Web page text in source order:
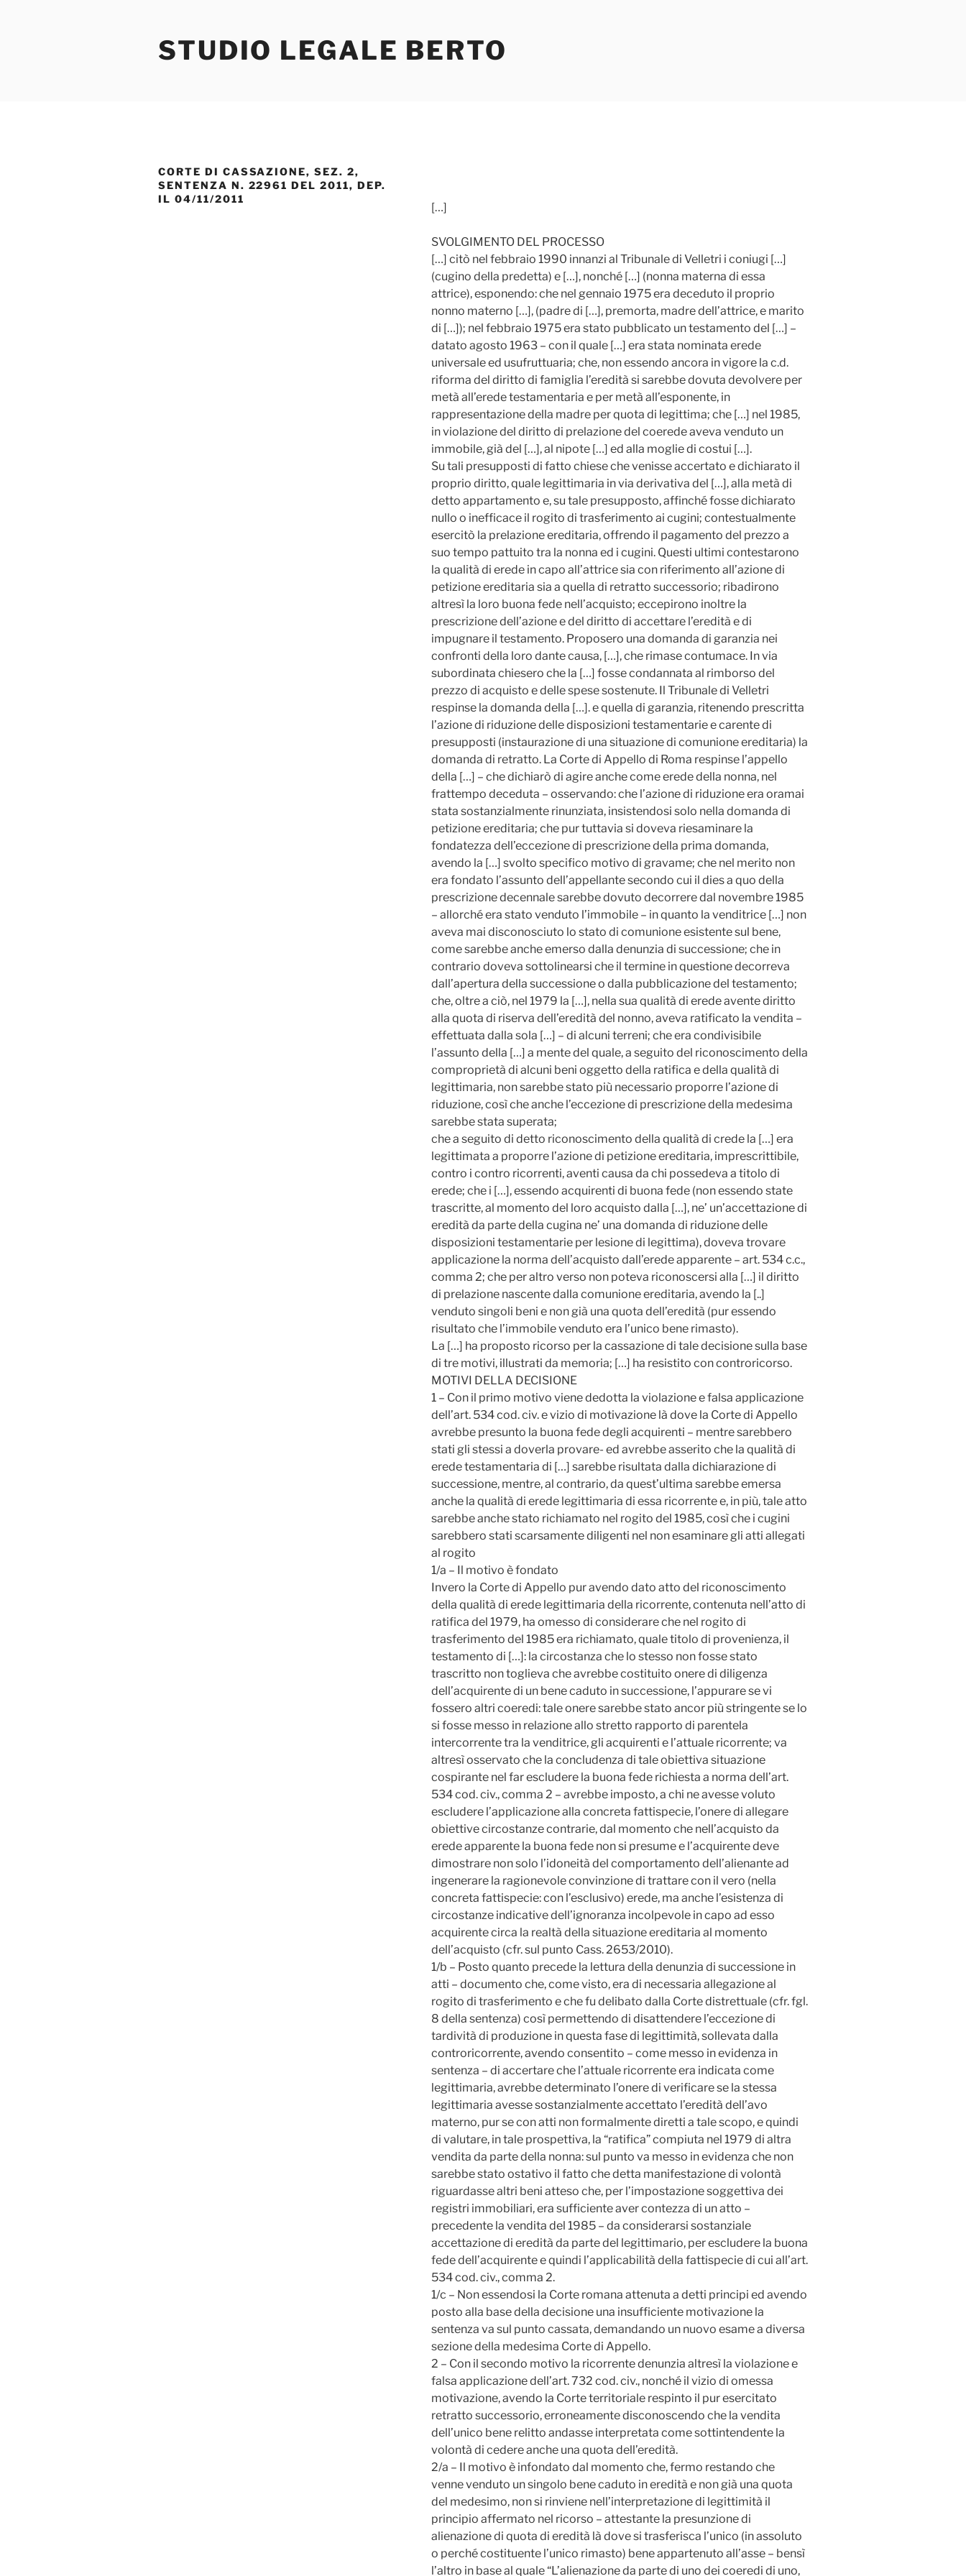
STUDIO LEGALE BERTO
CORTE DI CASSAZIONE, SEZ. 2,
SENTENZA N. 22961 DEL 2011, DEP.
IL 04/11/2011
[…]
SVOLGIMENTO DEL PROCESSO
[…] citò nel febbraio 1990 innanzi al Tribunale di Velletri i coniugi […]
(cugino della predetta) e […], nonché […] (nonna materna di essa
attrice), esponendo: che nel gennaio 1975 era deceduto il proprio
nonno materno […], (padre di […], premorta, madre dell’attrice, e marito
di […]); nel febbraio 1975 era stato pubblicato un testamento del […] –
datato agosto 1963 – con il quale […] era stata nominata erede
universale ed usufruttuaria; che, non essendo ancora in vigore la c.d.
riforma del diritto di famiglia l’eredità si sarebbe dovuta devolvere per
metà all’erede testamentaria e per metà all’esponente, in
rappresentazione della madre per quota di legittima; che […] nel 1985,
in violazione del diritto di prelazione del coerede aveva venduto un
immobile, già del […], al nipote […] ed alla moglie di costui […].
Su tali presupposti di fatto chiese che venisse accertato e dichiarato il
proprio diritto, quale legittimaria in via derivativa del […], alla metà di
detto appartamento e, su tale presupposto, affinché fosse dichiarato
nullo o inefficace il rogito di trasferimento ai cugini; contestualmente
esercitò la prelazione ereditaria, offrendo il pagamento del prezzo a
suo tempo pattuito tra la nonna ed i cugini. Questi ultimi contestarono
la qualità di erede in capo all’attrice sia con riferimento all’azione di
petizione ereditaria sia a quella di retratto successorio; ribadirono
altresì la loro buona fede nell’acquisto; eccepirono inoltre la
prescrizione dell’azione e del diritto di accettare l’eredità e di
impugnare il testamento. Proposero una domanda di garanzia nei
confronti della loro dante causa, […], che rimase contumace. In via
subordinata chiesero che la […] fosse condannata al rimborso del
prezzo di acquisto e delle spese sostenute. Il Tribunale di Velletri
respinse la domanda della […]. e quella di garanzia, ritenendo prescritta
l’azione di riduzione delle disposizioni testamentarie e carente di
presupposti (instaurazione di una situazione di comunione ereditaria) la
domanda di retratto. La Corte di Appello di Roma respinse l’appello
della […] – che dichiarò di agire anche come erede della nonna, nel
frattempo deceduta – osservando: che l’azione di riduzione era oramai
stata sostanzialmente rinunziata, insistendosi solo nella domanda di
petizione ereditaria; che pur tuttavia si doveva riesaminare la
fondatezza dell’eccezione di prescrizione della prima domanda,
avendo la […] svolto specifico motivo di gravame; che nel merito non
era fondato l’assunto dell’appellante secondo cui il dies a quo della
prescrizione decennale sarebbe dovuto decorrere dal novembre 1985
– allorché era stato venduto l’immobile – in quanto la venditrice […] non
aveva mai disconosciuto lo stato di comunione esistente sul bene,
come sarebbe anche emerso dalla denunzia di successione; che in
contrario doveva sottolinearsi che il termine in questione decorreva
dall’apertura della successione o dalla pubblicazione del testamento;
che, oltre a ciò, nel 1979 la […], nella sua qualità di erede avente diritto
alla quota di riserva dell’eredità del nonno, aveva ratificato la vendita –
effettuata dalla sola […] – di alcuni terreni; che era condivisibile
l’assunto della […] a mente del quale, a seguito del riconoscimento della
comproprietà di alcuni beni oggetto della ratifica e della qualità di
legittimaria, non sarebbe stato più necessario proporre l’azione di
riduzione, così che anche l’eccezione di prescrizione della medesima
sarebbe stata superata;
che a seguito di detto riconoscimento della qualità di crede la […] era
legittimata a proporre l’azione di petizione ereditaria, imprescrittibile,
contro i contro ricorrenti, aventi causa da chi possedeva a titolo di
erede; che i […], essendo acquirenti di buona fede (non essendo state
trascritte, al momento del loro acquisto dalla […], ne’ un’accettazione di
eredità da parte della cugina ne’ una domanda di riduzione delle
disposizioni testamentarie per lesione di legittima), doveva trovare
applicazione la norma dell’acquisto dall’erede apparente – art. 534 c.c.,
comma 2; che per altro verso non poteva riconoscersi alla […] il diritto
di prelazione nascente dalla comunione ereditaria, avendo la [..]
venduto singoli beni e non già una quota dell’eredità (pur essendo
risultato che l’immobile venduto era l’unico bene rimasto).
La […] ha proposto ricorso per la cassazione di tale decisione sulla base
di tre motivi, illustrati da memoria; […] ha resistito con controricorso.
MOTIVI DELLA DECISIONE
1 – Con il primo motivo viene dedotta la violazione e falsa applicazione
dell’art. 534 cod. civ. e vizio di motivazione là dove la Corte di Appello
avrebbe presunto la buona fede degli acquirenti – mentre sarebbero
stati gli stessi a doverla provare- ed avrebbe asserito che la qualità di
erede testamentaria di […] sarebbe risultata dalla dichiarazione di
successione, mentre, al contrario, da quest’ultima sarebbe emersa
anche la qualità di erede legittimaria di essa ricorrente e, in più, tale atto
sarebbe anche stato richiamato nel rogito del 1985, così che i cugini
sarebbero stati scarsamente diligenti nel non esaminare gli atti allegati
al rogito
1/a – Il motivo è fondato
Invero la Corte di Appello pur avendo dato atto del riconoscimento
della qualità di erede legittimaria della ricorrente, contenuta nell’atto di
ratifica del 1979, ha omesso di considerare che nel rogito di
trasferimento del 1985 era richiamato, quale titolo di provenienza, il
testamento di […]: la circostanza che lo stesso non fosse stato
trascritto non toglieva che avrebbe costituito onere di diligenza
dell’acquirente di un bene caduto in successione, l’appurare se vi
fossero altri coeredi: tale onere sarebbe stato ancor più stringente se lo
si fosse messo in relazione allo stretto rapporto di parentela
intercorrente tra la venditrice, gli acquirenti e l’attuale ricorrente; va
altresì osservato che la concludenza di tale obiettiva situazione
cospirante nel far escludere la buona fede richiesta a norma dell’art.
534 cod. civ., comma 2 – avrebbe imposto, a chi ne avesse voluto
escludere l’applicazione alla concreta fattispecie, l’onere di allegare
obiettive circostanze contrarie, dal momento che nell’acquisto da
erede apparente la buona fede non si presume e l’acquirente deve
dimostrare non solo l’idoneità del comportamento dell’alienante ad
ingenerare la ragionevole convinzione di trattare con il vero (nella
concreta fattispecie: con l’esclusivo) erede, ma anche l’esistenza di
circostanze indicative dell’ignoranza incolpevole in capo ad esso
acquirente circa la realtà della situazione ereditaria al momento
dell’acquisto (cfr. sul punto Cass. 2653/2010).
1/b – Posto quanto precede la lettura della denunzia di successione in
atti – documento che, come visto, era di necessaria allegazione al
rogito di trasferimento e che fu delibato dalla Corte distrettuale (cfr. fgl.
8 della sentenza) così permettendo di disattendere l’eccezione di
tardività di produzione in questa fase di legittimità, sollevata dalla
controricorrente, avendo consentito – come messo in evidenza in
sentenza – di accertare che l’attuale ricorrente era indicata come
legittimaria, avrebbe determinato l’onere di verificare se la stessa
legittimaria avesse sostanzialmente accettato l’eredità dell’avo
materno, pur se con atti non formalmente diretti a tale scopo, e quindi
di valutare, in tale prospettiva, la “ratifica” compiuta nel 1979 di altra
vendita da parte della nonna: sul punto va messo in evidenza che non
sarebbe stato ostativo il fatto che detta manifestazione di volontà
riguardasse altri beni atteso che, per l’impostazione soggettiva dei
registri immobiliari, era sufficiente aver contezza di un atto –
precedente la vendita del 1985 – da considerarsi sostanziale
accettazione di eredità da parte del legittimario, per escludere la buona
fede dell’acquirente e quindi l’applicabilità della fattispecie di cui all’art.
534 cod. civ., comma 2.
1/c – Non essendosi la Corte romana attenuta a detti principi ed avendo
posto alla base della decisione una insufficiente motivazione la
sentenza va sul punto cassata, demandando un nuovo esame a diversa
sezione della medesima Corte di Appello.
2 – Con il secondo motivo la ricorrente denunzia altresì la violazione e
falsa applicazione dell’art. 732 cod. civ., nonché il vizio di omessa
motivazione, avendo la Corte territoriale respinto il pur esercitato
retratto successorio, erroneamente disconoscendo che la vendita
dell’unico bene relitto andasse interpretata come sottintendente la
volontà di cedere anche una quota dell’eredità.
2/a – Il motivo è infondato dal momento che, fermo restando che
venne venduto un singolo bene caduto in eredità e non già una quota
del medesimo, non si rinviene nell’interpretazione di legittimità il
principio affermato nel ricorso – attestante la presunzione di
alienazione di quota di eredità là dove si trasferisca l’unico (in assoluto
o perché costituente l’unico rimasto) bene appartenuto all’asse – bensì
l’altro in base al quale “L’alienazione da parte di uno dei coeredi di uno,